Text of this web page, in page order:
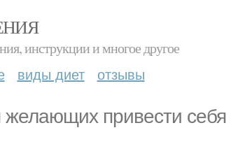
инструкции и многое другое
виды диет отзывы
желающих привести